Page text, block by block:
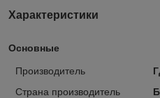
Характеристики
Основные
Производитель
Страна производитель